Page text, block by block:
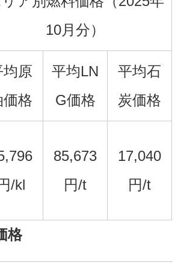
10月分）
均原
価格
平均LN
G価格
平均石
炭価格
/kl
85,673
円/t
17,040
円/t
格